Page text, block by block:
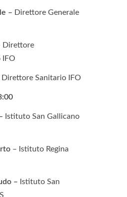
– Direttore Generale
Direttore
IFO
Direttore Sanitario IFO
Istituto San Gallicano
– Istituto Regina
– Istituto San